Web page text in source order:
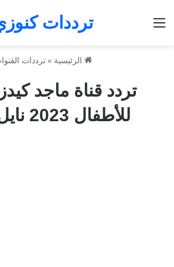
ترددات
الرئيسية » ترددات
تردد قناة ماجد
للأطفال 2023 نايل سات